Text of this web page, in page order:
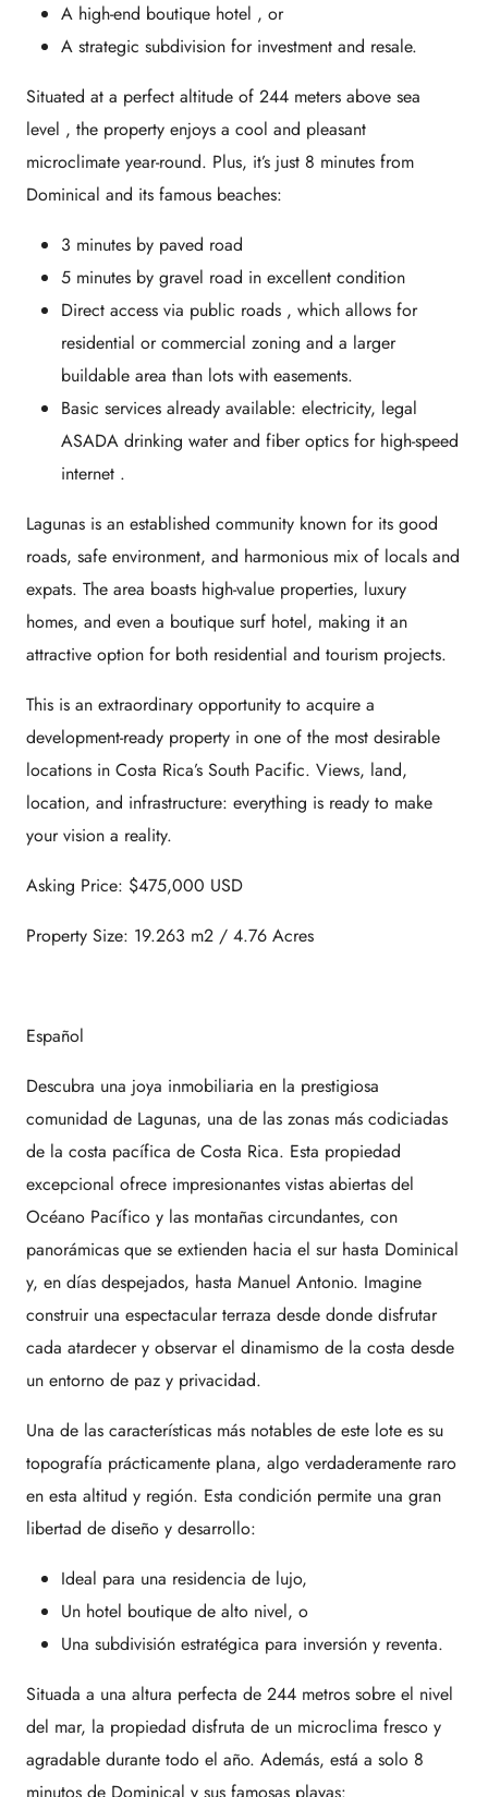
A high-end boutique hotel , or
A strategic subdivision for investment and resale.
Situated at a perfect altitude of 244 meters above sea
level , the property enjoys a cool and pleasant
microclimate year-round. Plus, it’s just 8 minutes from
Dominical and its famous beaches:
3 minutes by paved road
5 minutes by gravel road in excellent condition
Direct access via public roads , which allows for
residential or commercial zoning and a larger
buildable area than lots with easements.
Basic services already available: electricity, legal
ASADA drinking water and fiber optics for high-speed
internet .
Lagunas is an established community known for its good
roads, safe environment, and harmonious mix of locals and
expats. The area boasts high-value properties, luxury
homes, and even a boutique surf hotel, making it an
attractive option for both residential and tourism projects.
This is an extraordinary opportunity to acquire a
development-ready property in one of the most desirable
locations in Costa Rica’s South Pacific. Views, land,
location, and infrastructure: everything is ready to make
your vision a reality.
Asking Price: $475,000 USD
Property Size: 19.263 m2 / 4.76 Acres
Español
Descubra una joya inmobiliaria en la prestigiosa
comunidad de Lagunas, una de las zonas más codiciadas
de la costa pacífica de Costa Rica. Esta propiedad
excepcional ofrece impresionantes vistas abiertas del
Océano Pacífico y las montañas circundantes, con
panorámicas que se extienden hacia el sur hasta Dominical
y, en días despejados, hasta Manuel Antonio. Imagine
construir una espectacular terraza desde donde disfrutar
cada atardecer y observar el dinamismo de la costa desde
un entorno de paz y privacidad.
Una de las características más notables de este lote es su
topografía prácticamente plana, algo verdaderamente raro
en esta altitud y región. Esta condición permite una gran
libertad de diseño y desarrollo:
Ideal para una residencia de lujo,
Un hotel boutique de alto nivel, o
Una subdivisión estratégica para inversión y reventa.
Situada a una altura perfecta de 244 metros sobre el nivel
del mar, la propiedad disfruta de un microclima fresco y
agradable durante todo el año. Además, está a solo 8